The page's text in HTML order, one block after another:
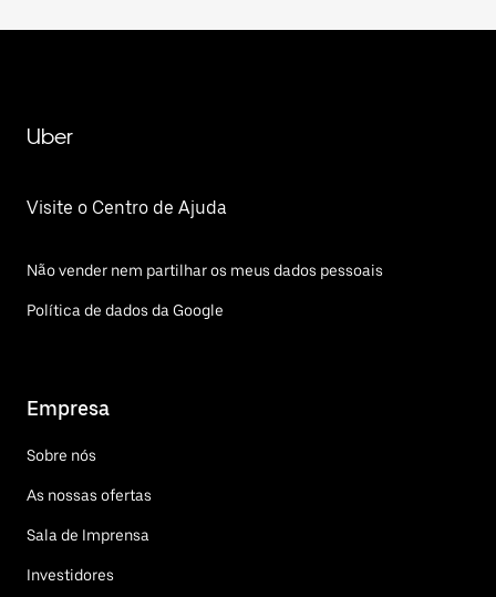
Uber
Visite o Centro de Ajuda
Não vender nem partilhar os meus dados pessoais
Política de dados da Google
Empresa
Sobre nós
As nossas ofertas
Sala de Imprensa
Investidores